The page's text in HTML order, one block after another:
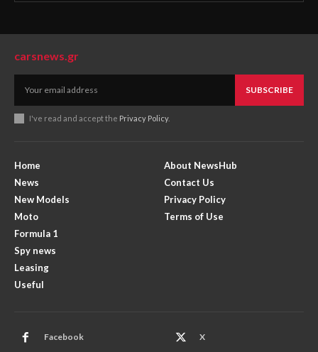
carsnews.gr
SUBSCRIBE
I've read and accept the Privacy Policy.
Home
News
New Models
Moto
Formula 1
Spy news
Leasing
Useful
About NewsHub
Contact Us
Privacy Policy
Terms of Use
Facebook X